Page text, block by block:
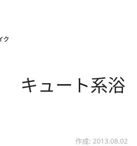
ク
キュート系浴
作成: 2013.08.02